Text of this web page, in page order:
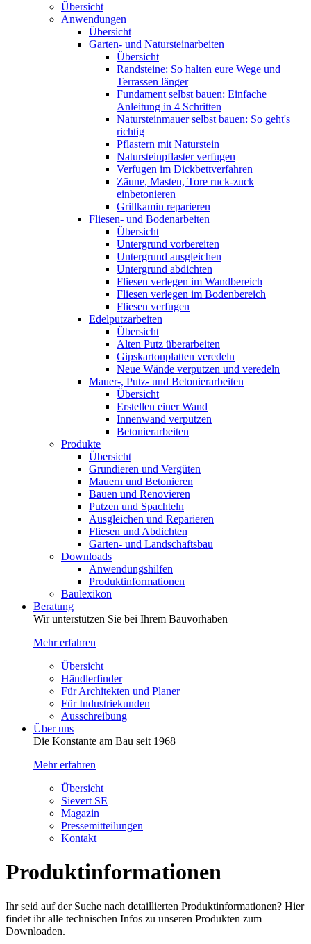
Übersicht
Anwendungen
Übersicht
Garten- und Natursteinarbeiten
Übersicht
Randsteine: So halten eure Wege und
Terrassen länger
Fundament selbst bauen: Einfache
Anleitung in 4 Schritten
Natursteinmauer selbst bauen: So geht's
richtig
Pflastern mit Naturstein
Natursteinpflaster verfugen
Verfugen im Dickbettverfahren
Zäune, Masten, Tore ruck-zuck
einbetonieren
Grillkamin reparieren
Fliesen- und Bodenarbeiten
Übersicht
Untergrund vorbereiten
Untergrund ausgleichen
Untergrund abdichten
Fliesen verlegen im Wandbereich
Fliesen verlegen im Bodenbereich
Fliesen verfugen
Edelputzarbeiten
Übersicht
Alten Putz überarbeiten
Gipskartonplatten veredeln
Neue Wände verputzen und veredeln
Mauer-, Putz- und Betonierarbeiten
Übersicht
Erstellen einer Wand
Innenwand verputzen
Betonierarbeiten
Produkte
Übersicht
Grundieren und Vergüten
Mauern und Betonieren
Bauen und Renovieren
Putzen und Spachteln
Ausgleichen und Reparieren
Fliesen und Abdichten
Garten- und Landschaftsbau
Downloads
Anwendungshilfen
Produktinformationen
Baulexikon
Beratung
Wir unterstützen Sie bei Ihrem Bauvorhaben
Mehr erfahren
Übersicht
Händlerfinder
Für Architekten und Planer
Für Industriekunden
Ausschreibung
Über uns
Die Konstante am Bau seit 1968
Mehr erfahren
Übersicht
Sievert SE
Magazin
Pressemitteilungen
Kontakt
Produkt­informat­ionen
Ihr seid auf der Suche nach detaillierten Produktinformationen? Hier
findet ihr alle technischen Infos zu unseren Produkten zum
Downloaden.